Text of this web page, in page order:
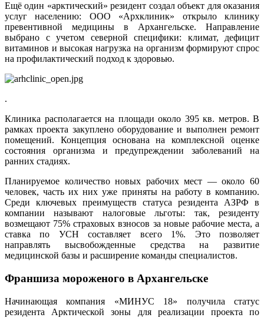
Ещё один «арктический» резидент создал объект для оказания
услуг населению: ООО «Архклиник» открыло клинику
превентивной медицины в Архангельске. Направление
выбрано с учетом северной специфики: климат, дефицит
витаминов и высокая нагрузка на организм формируют спрос
на профилактический подход к здоровью.
.
Клиника располагается на площади около 395 кв. метров. В
рамках проекта закуплено оборудование и выполнен ремонт
помещений. Концепция основана на комплексной оценке
состояния организма и предупреждении заболеваний на
ранних стадиях.
Планируемое количество новых рабочих мест — около 60
человек, часть их них уже приняты на работу в компанию.
Среди ключевых преимуществ статуса резидента АЗРФ в
компании называют налоговые льготы: так, резиденту
возмещают 75% страховых взносов за новые рабочие места, а
ставка по УСН составляет всего 1%. Это позволяет
направлять высвобожденные средства на развитие
медицинской базы и расширение команды специалистов.
Франшиза мороженого в Архангельске
Начинающая компания «МИНУС 18» получила статус
резидента Арктической зоны для реализации проекта по